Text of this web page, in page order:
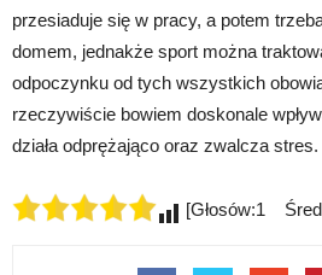
przesiaduje się w pracy, a potem
domem, jednakże sport można
odpoczynku od tych wszystkich
rzeczywiście bowiem doskonale
działa odprężająco oraz zwalcza stres.
[Głosów:1